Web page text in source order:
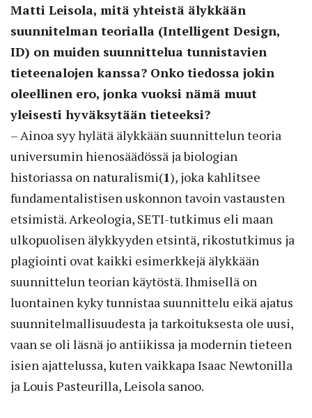
Matti Leisola, mitä yhteistä älykkään
suunnitelman teorialla (Intelligent Design,
ID) on muiden suunnittelua tunnistavien
tieteenalojen kanssa? Onko tiedossa jokin
oleellinen ero, jonka vuoksi nämä muut
yleisesti hyväksytään tieteeksi?
– Ainoa syy hylätä älykkään suunnittelun teoria
universumin hienosäädössä ja biologian
historiassa on naturalismi(1), joka kahlitsee
fundamentalistisen uskonnon tavoin vastausten
etsimistä. Arkeologia, SETI-tutkimus eli maan
ulkopuolisen älykkyyden etsintä, rikostutkimus ja
plagiointi ovat kaikki esimerkkejä älykkään
suunnittelun teorian käytöstä. Ihmisellä on
luontainen kyky tunnistaa suunnittelu eikä ajatus
suunnitelmallisuudesta ja tarkoituksesta ole uusi,
vaan se oli läsnä jo antiikissa ja modernin tieteen
isien ajattelussa, kuten vaikkapa Isaac Newtonilla
ja Louis Pasteurilla, Leisola sanoo.